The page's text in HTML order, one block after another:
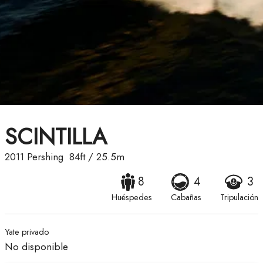
SCINTILLA
2011 Pershing 84ft/ 25.5m
8
Huéspedes
4
Cabañas
3
Tripulación
Yate privado
No disponible